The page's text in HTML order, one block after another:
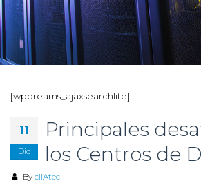
[wpdreams_ajaxsearchlite]
11
Dic
Principales
los Centros de
By cliAtec